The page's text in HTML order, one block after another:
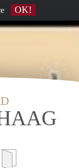
OK!